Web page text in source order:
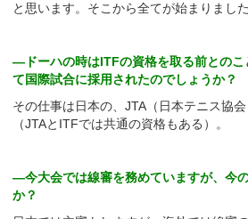
と思います。そこから全てが始まりました
—ドーハの時はITFの資格を取る前とのこ
て国際試合に採用されたのでしょうか？
その仕事は日本の、JTA（日本テニス協
（JTAとITFでは共通の資格もある）。
—今大会では線審を務めていますが、今
か？